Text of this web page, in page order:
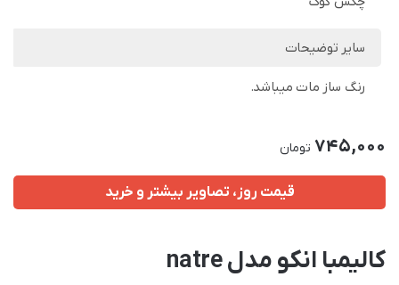
سایر توضیحات
رنگ ساز مات میباشد.
745,000 تومان
قیمت روز، تصاویر بیشتر و خرید
کالیمبا انکو مدل natre